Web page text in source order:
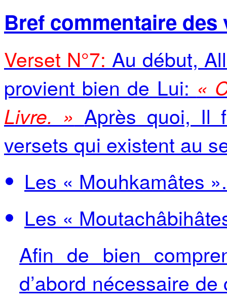
Bref commentaire des
Verset N°7: Au début,
provient bien de Lui: «
Livre. » Après quoi, Il
versets qui existent au
Les « Mouhkamâtes ».
Les «
Afin de bien
d’abord nécessaire